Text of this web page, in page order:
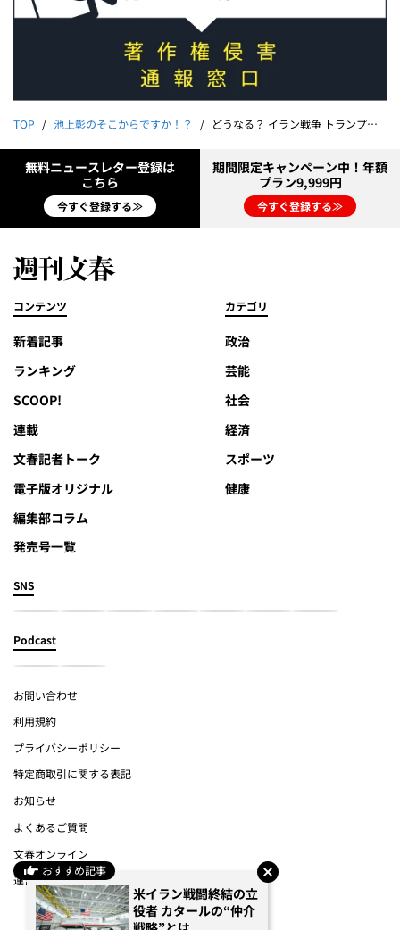
おすすめ記事
米イラン戦闘終結の立
役者 カタールの“仲介
TOP 池上彰のそこからですか！？ どうなる？ イラン戦争 トランプが見つめる「3つのM」｜池上彰×高橋和夫
無料ニュースレター登録は
こちら
今すぐ登録する≫
期間限定キャンペーン中！年額
プラン9,999円
今すぐ登録する≫
コンテンツ
新着記事
ランキング
SCOOP!
連載
文春記者トーク
電子版オリジナル
編集部コラム
発売号一覧
カテゴリ
政治
芸能
社会
経済
スポーツ
健康
SNS
Podcast
お問い合わせ
利用規約
プライバシーポリシー
特定商取引に関する表記
お知らせ
よくあるご質問
文春オンライン
運営会社
(c) Bungeishunju Ltd.